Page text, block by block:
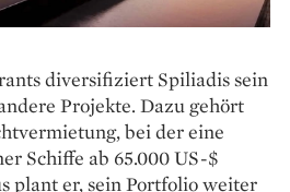
diversifiziert Spiliadis sein
Projekte. Dazu gehört
bei der eine
Schiffe ab 65.000 US-$
plant er, sein Portfolio weiter